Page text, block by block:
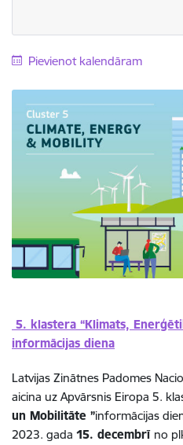
Pievienot kalendāram
5. klastera “Klimats,
informācijas diena
Latvijas Zinātnes Padomes
aicina uz Apvārsnis Eiropa 5.
un Mobilitāte ”informācijas
2023. gada 15. decembrī no